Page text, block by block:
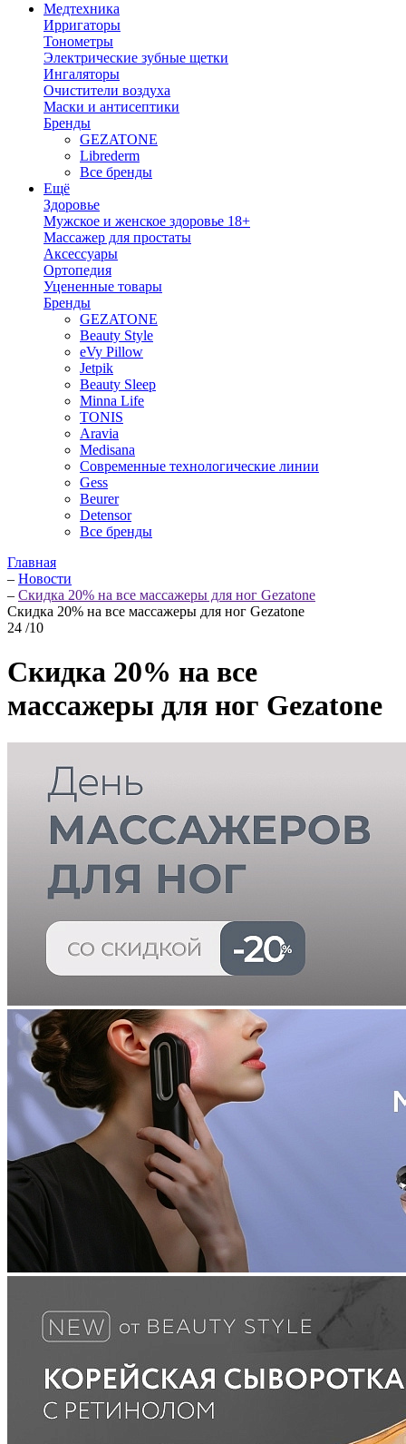
Медтехника
Ирригаторы
Тонометры
Электрические зубные щетки
Ингаляторы
Очистители воздуха
Маски и антисептики
Бренды
GEZATONE
Librederm
Все бренды
Ещё
Здоровье
Мужское и женское здоровье 18+
Массажер для простаты
Аксессуары
Ортопедия
Уцененные товары
Бренды
GEZATONE
Beauty Style
eVy Pillow
Jetpik
Beauty Sleep
Minna Life
TONIS
Aravia
Medisana
Современные технологические линии
Gess
Beurer
Detensor
Все бренды
Главная
– Новости
– Скидка 20% на все массажеры для ног Gezatone
Скидка 20% на все массажеры для ног Gezatone
24 /10
Скидка 20% на все
массажеры для ног Gezatone